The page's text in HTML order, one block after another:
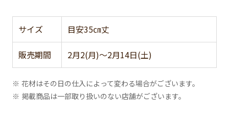
サイズ 目安35㎝丈
販売期間 2月2(月)～2月14日(土)
※ 花材はその日の仕入によって変わる場合がございます。
※ 掲載商品は一部取り扱いのない店舗がございます。